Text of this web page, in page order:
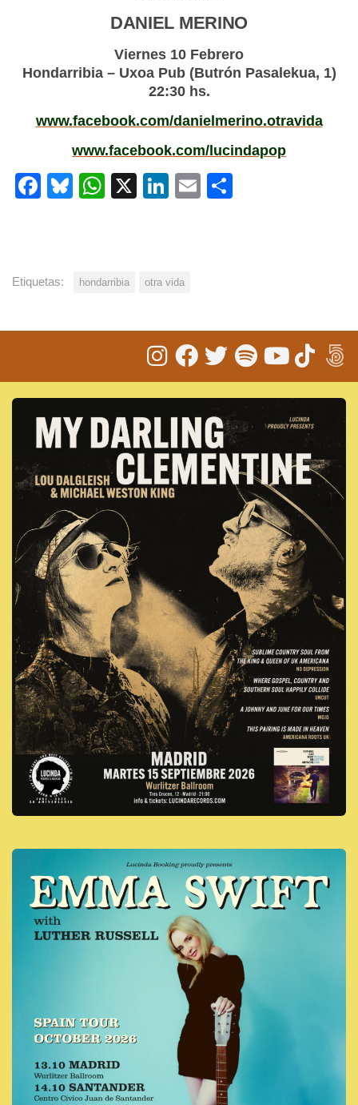
DANIEL MERINO
Viernes 10 Febrero
Hondarribia – Uxoa Pub (Butrón Pasalekua, 1)
22:30 hs.
www.facebook.com/danielmerino.otravida
www.facebook.com/lucindapop
Facebook
Bluesky
WhatsApp
X LinkedIn
Email
Etiquetas: hondarribia otra vida